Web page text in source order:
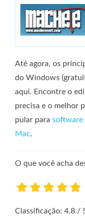
Até agora, os
do Windows
aqui. Encontre o
precisa e o melhor
pular para software
Mac.
O que você acha
Classificação: 4.8 /